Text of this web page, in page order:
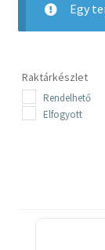
Egy
Raktárkészlet
Rendelhető
Elfogyott